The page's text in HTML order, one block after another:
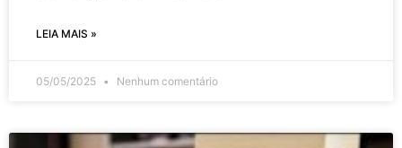
LEIA MAIS »
05/05/2025 Nenhum comentário